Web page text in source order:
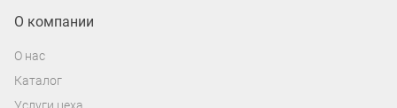
О компании
О нас
Каталог
Услуги цеха